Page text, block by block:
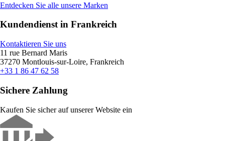
Entdecken Sie alle unsere Marken
Kundendienst in Frankreich
Kontaktieren Sie uns
11 rue Bernard Maris
37270 Montlouis-sur-Loire, Frankreich
+33 1 86 47 62 58
Sichere Zahlung
Kaufen Sie sicher auf unserer Website ein